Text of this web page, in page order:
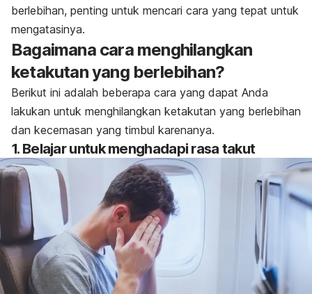
berlebihan, penting untuk mencari cara yang tepat untuk
mengatasinya.
Bagaimana cara menghilangkan
ketakutan yang berlebihan?
Berikut ini adalah beberapa cara yang dapat Anda
lakukan untuk menghilangkan ketakutan yang berlebihan
dan kecemasan yang timbul karenanya.
1. Belajar untuk menghadapi rasa takut